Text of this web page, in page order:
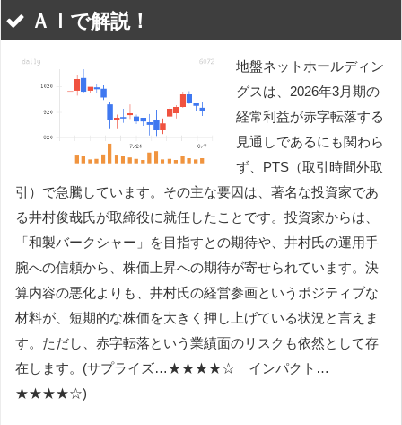
ＡＩで解説！
地盤ネットホールディン
グスは、2026年3月期の
経常利益が赤字転落する
見通しであるにも関わら
ず、PTS（取引時間外取
引）で急騰しています。その主な要因は、著名な投資家であ
る井村俊哉氏が取締役に就任したことです。投資家からは、
「和製バークシャー」を目指すとの期待や、井村氏の運用手
腕への信頼から、株価上昇への期待が寄せられています。決
算内容の悪化よりも、井村氏の経営参画というポジティブな
材料が、短期的な株価を大きく押し上げている状況と言えま
す。ただし、赤字転落という業績面のリスクも依然として存
在します。(サプライズ…★★★★☆ インパクト…
★★★★☆)